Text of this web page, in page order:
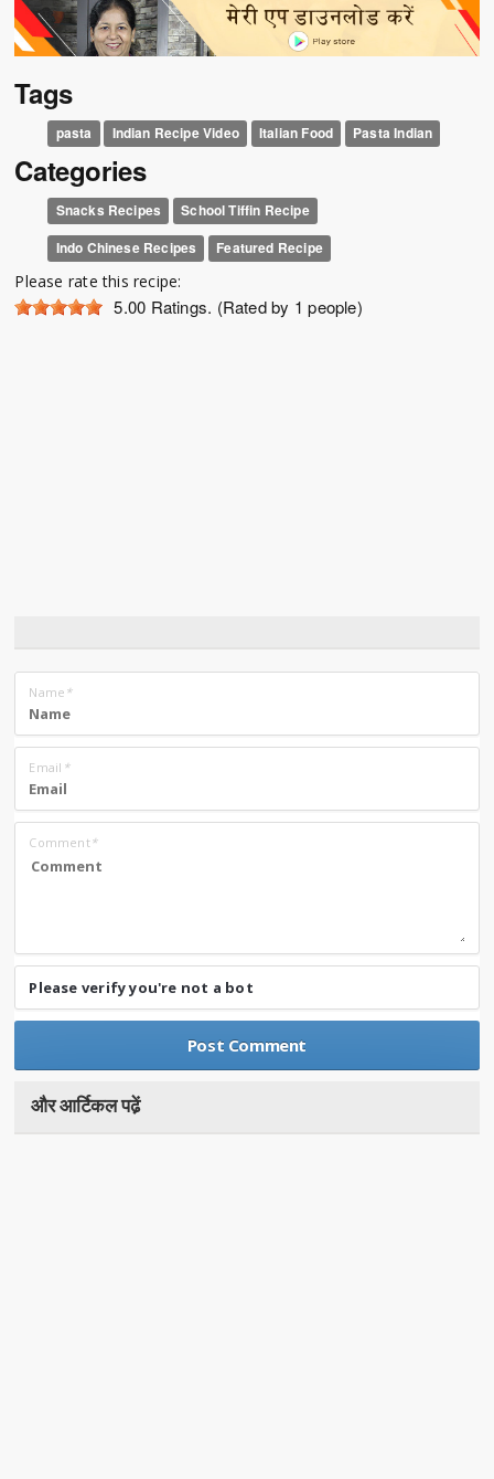
Tags
pasta Indian Recipe Video Italian Food Pasta Indian
Categories
Snacks Recipes
School Tiffin Recipe
Indo Chinese Recipes
Featured Recipe
Please rate this recipe:
5.00 Ratings. (Rated by 1 people)
Name *
Email *
Comment*
Please verify you're not a bot
और आर्टिकल पढे़ं